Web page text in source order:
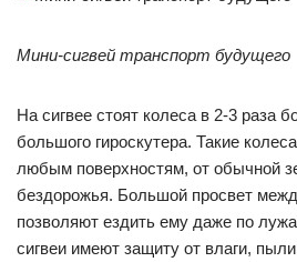
Мини-сигвей транспорт будущего
На сигвее стоят колеса в 2-3 раза
большого гироскутера. Такие
любым поверхностям, от обычной
бездорожья. Большой просвет
позволяют ездить ему даже по
сигвеи имеют защиту от влаги,